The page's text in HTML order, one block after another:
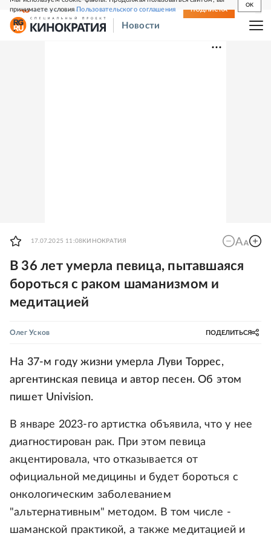
принимаете условияПользовательского соглашения
OK
СВЕЖИЙ НОМЕР ПОДПИСКА
Новости
17.07.2025 11:08 КИНОКРАТИЯ
В 36 лет умерла певица, пытавшаяся
бороться с раком шаманизмом и
медитацией
Олег Усков ПОДЕЛИТЬСЯ
На 37-м году жизни умерла Луви Торрес,
аргентинская певица и автор песен. Об этом
пишет Univision.
В январе 2023-го артистка объявила, что у нее
диагностирован рак. При этом певица
акцентировала, что отказывается от
официальной медицины и будет бороться с
онкологическим заболеванием
"альтернативным" методом. В том числе -
шаманской практикой, а также медитацией и